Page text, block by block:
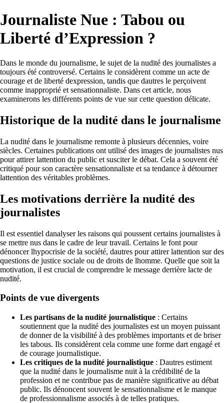
Journaliste Nue : Tabou ou
Liberté d’Expression ?
Dans le monde du journalisme, le sujet de la nudité des journalistes a
toujours été controversé. Certains le considèrent comme un acte de
courage et de liberté dexpression, tandis que dautres le perçoivent
comme inapproprié et sensationnaliste. Dans cet article, nous
examinerons les différents points de vue sur cette question délicate.
Historique de la nudité dans le journalisme
La nudité dans le journalisme remonte à plusieurs décennies, voire
siècles. Certaines publications ont utilisé des images de journalistes nus
pour attirer lattention du public et susciter le débat. Cela a souvent été
critiqué pour son caractère sensationnaliste et sa tendance à détourner
lattention des véritables problèmes.
Les motivations derrière la nudité des
journalistes
Il est essentiel danalyser les raisons qui poussent certains journalistes à
se mettre nus dans le cadre de leur travail. Certains le font pour
dénoncer lhypocrisie de la société, dautres pour attirer lattention sur des
questions de justice sociale ou de droits de lhomme. Quelle que soit la
motivation, il est crucial de comprendre le message derrière lacte de
nudité.
Points de vue divergents
Les partisans de la nudité journalistique : Certains
soutiennent que la nudité des journalistes est un moyen puissant
de donner de la visibilité à des problèmes importants et de briser
les tabous. Ils considèrent cela comme une forme dart engagé et
de courage journalistique.
Les critiques de la nudité journalistique : Dautres estiment
que la nudité dans le journalisme nuit à la crédibilité de la
profession et ne contribue pas de manière significative au débat
public. Ils dénoncent souvent le sensationnalisme et le manque
de professionnalisme associés à de telles pratiques.